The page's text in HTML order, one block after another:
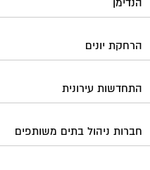
הרחקת יונים
התחדשות עירונית
חברות ניהול בתים משותפים